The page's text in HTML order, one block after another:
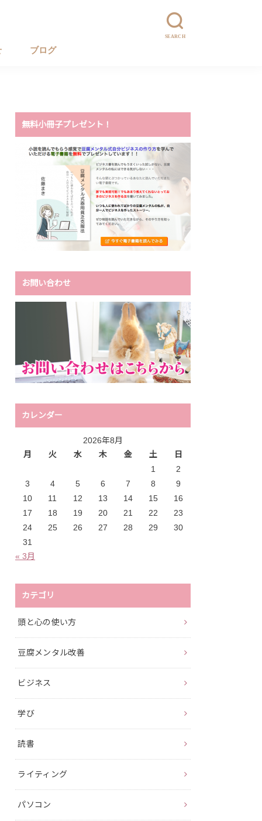
SEARCH
ブログ
無料小冊子プレゼント！
お問い合わせ
カレンダー
2026年8月
月
火 水 木 金 土
日
1
2
3
4 5 6 7 8
9
10
11 12 13 14 15
16
17
18 19 20 21 22
23
24
25 26 27 28 29
30
31
« 3月
カテゴリ
頭と心の使い方
豆腐メンタル改善
ビジネス
学び
読書
ライティング
パソコン